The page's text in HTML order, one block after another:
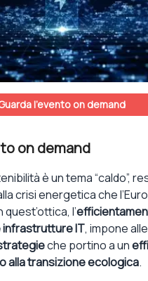
l'evento on demand
on demand
è un tema “caldo”,
crisi energetica che
quest’ottica, l’
IT, impone
che portino a un
alla transizione ecologica.